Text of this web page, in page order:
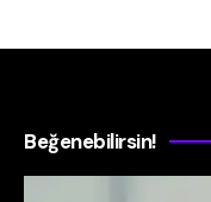
Beğenebilirsin!